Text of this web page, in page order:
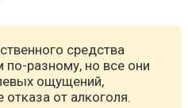
средства
по-разному, но все они
ощущений,
от алкоголя.